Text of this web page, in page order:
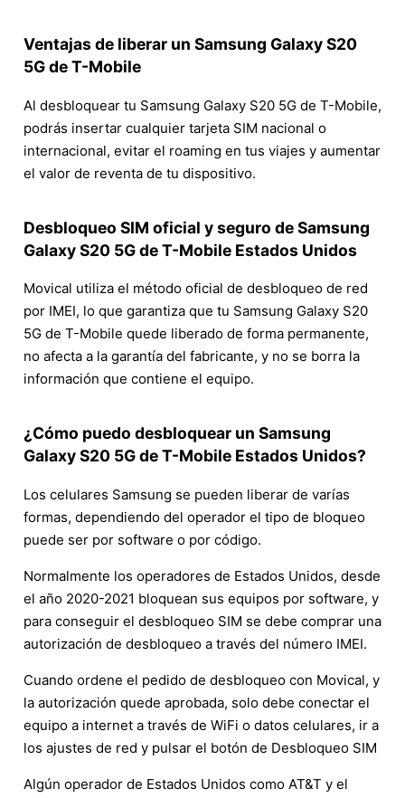
Ventajas de liberar un Samsung Galaxy S20
5G de T-Mobile
Al desbloquear tu Samsung Galaxy S20 5G de T-Mobile,
podrás insertar cualquier tarjeta SIM nacional o
internacional, evitar el roaming en tus viajes y aumentar
el valor de reventa de tu dispositivo.
Desbloqueo SIM oficial y seguro de Samsung
Galaxy S20 5G de T-Mobile Estados Unidos
Movical utiliza el método oficial de desbloqueo de red
por IMEI, lo que garantiza que tu Samsung Galaxy S20
5G de T-Mobile quede liberado de forma permanente,
no afecta a la garantía del fabricante, y no se borra la
información que contiene el equipo.
¿Cómo puedo desbloquear un Samsung
Galaxy S20 5G de T-Mobile Estados Unidos?
Los celulares Samsung se pueden liberar de varías
formas, dependiendo del operador el tipo de bloqueo
puede ser por software o por código.
Normalmente los operadores de Estados Unidos, desde
el año 2020-2021 bloquean sus equipos por software, y
para conseguir el desbloqueo SIM se debe comprar una
autorización de desbloqueo a través del número IMEI.
Cuando ordene el pedido de desbloqueo con Movical, y
la autorización quede aprobada, solo debe conectar el
equipo a internet a través de WiFi o datos celulares, ir a
los ajustes de red y pulsar el botón de Desbloqueo SIM
Algún operador de Estados Unidos como AT&T y el